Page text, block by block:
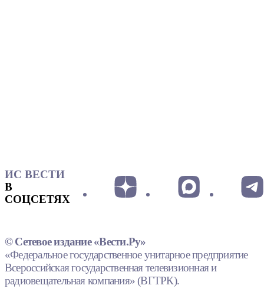
ИС ВЕСТИ
В
СОЦСЕТЯХ
© Сетевое издание «Вести.Ру»
«Федеральное государственное унитарное предприятие
Всероссийская государственная телевизионная и
радиовещательная компания» (ВГТРК).